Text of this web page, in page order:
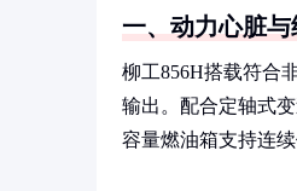
一、动力心脏
柳工856H搭载符合
输出。配合定轴式
容量燃油箱支持连